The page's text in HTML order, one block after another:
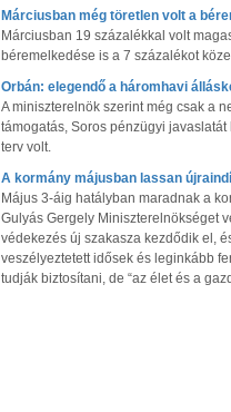
Márciusban még töretlen volt a
Márciusban 19 százalékkal volt
béremelkedése is a 7 százalékot
Orbán: elegendő a háromhavi
A miniszterelnök szerint még csak a
támogatás, Soros pénzügyi
terv volt.
A kormány májusban lassan
Május 3-áig hatályban maradnak a
Gulyás Gergely Miniszterelnökséget
védekezés új szakasza kezdődik el,
veszélyeztetett idősek és leginkább
tudják biztosítani, de “az élet és a